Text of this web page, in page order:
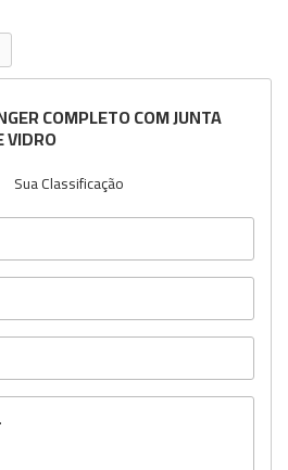
COMPLETO COM JUNTA
Sua Classificação